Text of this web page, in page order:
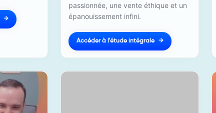
passionnée, une vente éthique et un
épanouissement infini.
Accéder à l'étude intégrale